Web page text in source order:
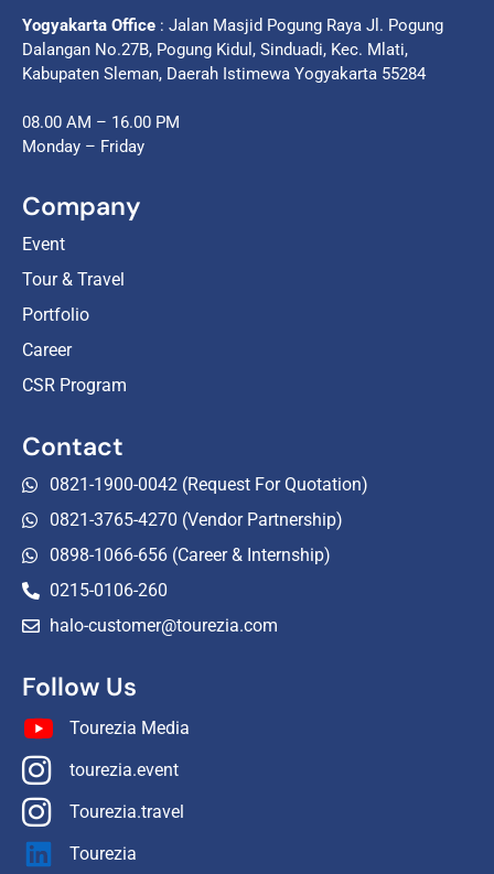
Yogyakarta Office : Jalan Masjid Pogung Raya Jl. Pogung
Dalangan No.27B, Pogung Kidul, Sinduadi, Kec. Mlati,
Kabupaten Sleman, Daerah Istimewa Yogyakarta 55284
08.00 AM – 16.00 PM
Monday – Friday
Company
Event
Tour & Travel
Portfolio
Career
CSR Program
Contact
0821-1900-0042 (Request For Quotation)
0821-3765-4270 (Vendor Partnership)
0898-1066-656 (Career & Internship)
0215-0106-260
halo-customer@tourezia.com
Follow Us
Tourezia Media
tourezia.event
Tourezia.travel
Tourezia